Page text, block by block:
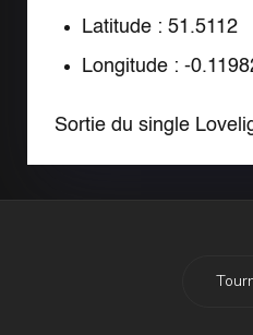
Latitude : 51.5112
Longitude : -
Sortie du single